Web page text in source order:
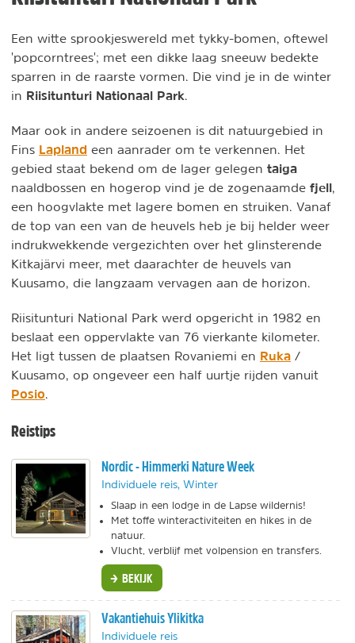
Een witte sprookjeswereld met tykky-bomen, oftewel
'popcorntrees'; met een dikke laag sneeuw bedekte
sparren in de raarste vormen. Die vind je in de winter
in Riisitunturi Nationaal Park
Maar ook in andere seizoenen is dit natuurgebied in
Fins Lapland een aanrader om te verkennen. Het
gebied staat bekend om de lager gelegen taiga
naaldbossen en hogerop vind je de zogenaamde fjell
een hoogvlakte met lagere bomen en struiken. Vanaf
de top van een van de heuvels heb je bij helder weer
indrukwekkende vergezichten over het glinsterende
Kitkajärvi meer, met daarachter de heuvels van
Kuusamo, die langzaam vervagen aan de horizon.
Riisitunturi National Park werd opgericht in 1982 en
beslaat een oppervlakte van 76 vierkante kilometer.
Het ligt tussen de plaatsen Rovaniemi en Ruka /
Kuusamo, op ongeveer een half uurtje rijden vanuit
Posio
Reistips
Nordic - Himmerki Nature Week
Individuele reis, Winter
Slaap in een lodge in de Lapse wildernis!
Met toffe winteractiviteiten en hikes in de
natuur.
Vlucht, verblijf met volpension en transfers.
BEKIJK
Vakantiehuis Ylikitka
Individuele reis